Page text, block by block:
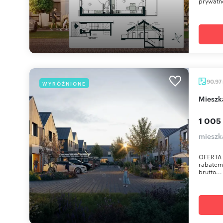
WYRÓŻNIONE 90,97
1 005
brutto...